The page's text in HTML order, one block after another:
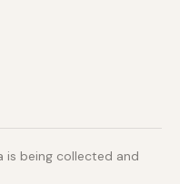
being collected and